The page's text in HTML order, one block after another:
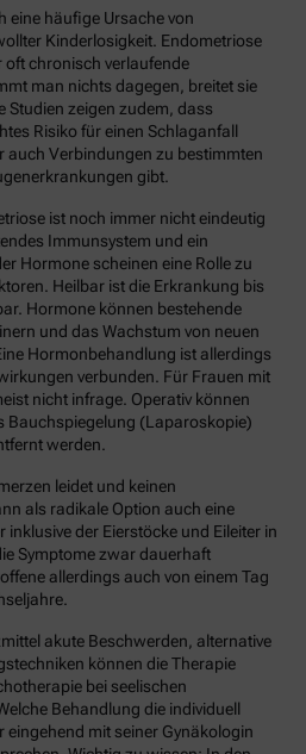
eine häufige Ursache von
Kinderlosigkeit. Endometriose
chronisch verlaufende
man nichts dagegen, breitet sie
Studien zeigen zudem, dass
Risiko für einen Schlaganfall
auch Verbindungen zu bestimmten
gibt.
ist noch immer nicht eindeutig
Immunsystem und ein
Hormone scheinen eine Rolle zu
Heilbar ist die Erkrankung bis
Hormone können bestehende
und das Wachstum von neuen
Hormonbehandlung ist allerdings
verbunden. Für Frauen mit
nicht infrage. Operativ können
Bauchspiegelung (Laparoskopie)
werden.
leidet und keinen
als radikale Option auch eine
der Eierstöcke und Eileiter in
Symptome zwar dauerhaft
allerdings auch von einem Tag
akute Beschwerden, alternative
können die Therapie
bei seelischen
Behandlung die individuell
eingehend mit seiner Gynäkologin